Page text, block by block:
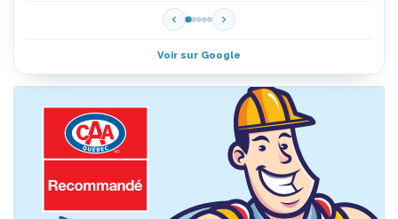
Voir sur Google